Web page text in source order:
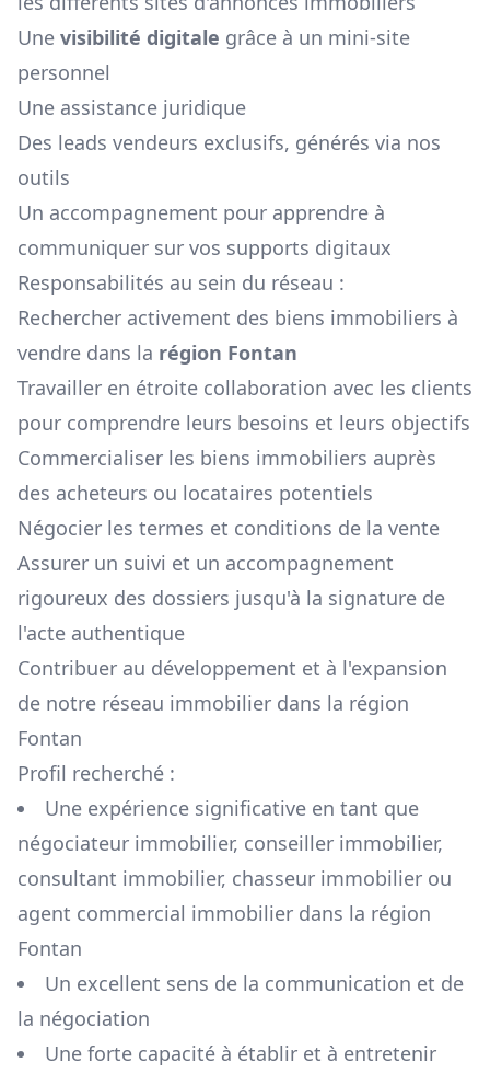
Une visibilité digitale grâce à un mini-site
personnel
Une assistance juridique
Des leads vendeurs exclusifs, générés via nos
outils
Un accompagnement pour apprendre à
communiquer sur vos supports digitaux
Responsabilités au sein du réseau :
Rechercher activement des biens immobiliers à
vendre dans la région Fontan
Travailler en étroite collaboration avec les clients
pour comprendre leurs besoins et leurs objectifs
Commercialiser les biens immobiliers auprès
des acheteurs ou locataires potentiels
Négocier les termes et conditions de la vente
Assurer un suivi et un accompagnement
rigoureux des dossiers jusqu'à la signature de
l'acte authentique
Contribuer au développement et à l'expansion
de notre réseau immobilier dans la région
Fontan
Profil recherché :
Une expérience significative en tant que
négociateur immobilier, conseiller immobilier,
consultant immobilier, chasseur immobilier ou
agent commercial immobilier dans la région
Fontan
Un excellent sens de la communication et de
la négociation
Une forte capacité à établir et à entretenir